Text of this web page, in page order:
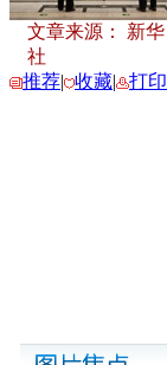
文章来源： 新华
社
推荐| 收藏| 打印